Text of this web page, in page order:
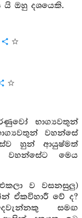
යි ඔහු දශයෙකි.
භාග්‍යවතුන්
වහන්සේ
හුන් ආයුෂ්මත්
වහන්සේට මෙය
ව වසනසුලු)
ඒකවිහාරී වේ ද?
සමඟ